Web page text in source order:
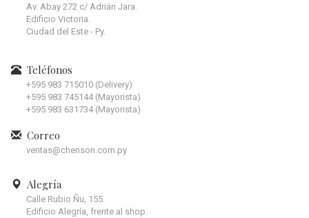
Av. Abay 272 c/ Adrián Jara.
Edificio Victoria.
Ciudad del Este - Py.
Teléfonos
+595 983 715010 (Delivery)
+595 983 745144 (Mayorista)
+595 983 631734 (Mayorista)
Correo
ventas@chenson.com.py
Alegría
Calle Rubio Ñu, 155.
Edificio Alegría, frente al shop.